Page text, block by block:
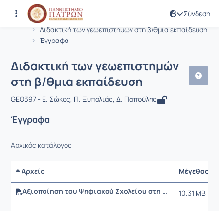
Σύνδεση
Αρχική Σελίδα
Διδακτική των γεωεπιστημών στη β/θμια εκπαίδευση
Έγγραφα
Μάθημα : Διδακτική των
Κωδικός : GEO397
Διδακτική των γεωεπιστημών
στη β/θμια εκπαίδευση
GEO397 - Ε. Σώκος, Π. Ξυπολιάς, Δ. Παπούλης
Έγγραφα
Αρχικός κατάλογος
Αρχείο Μέγεθος
Αξιοποίηση του Ψηφιακού Σχολείου στη διδασκαλία της Γεωλογίας Γεωγραφίας 10.31 MB